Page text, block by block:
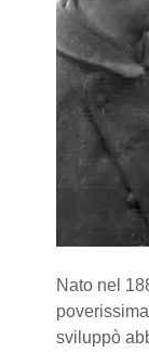
Nato nel
sviluppò